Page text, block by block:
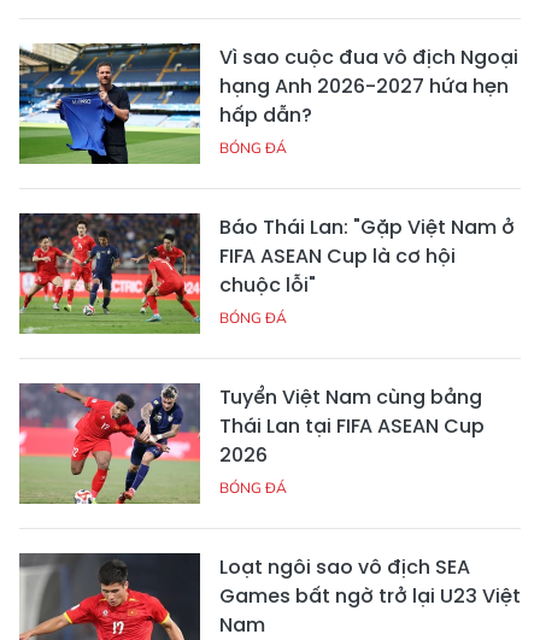
Vì sao cuộc đua vô địch Ngoại
hạng Anh 2026-2027 hứa hẹn
hấp dẫn?
BÓNG ĐÁ
Báo Thái Lan: "Gặp Việt Nam ở
FIFA ASEAN Cup là cơ hội
chuộc lỗi"
BÓNG ĐÁ
Tuyển Việt Nam cùng bảng
Thái Lan tại FIFA ASEAN Cup
2026
BÓNG ĐÁ
Loạt ngôi sao vô địch SEA
Games bất ngờ trở lại U23 Việt
Nam